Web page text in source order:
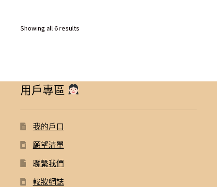
Showing all 6 resultsSorted
用戶專區
我的戶口
願望清單
聯繫我們
韓妝網誌